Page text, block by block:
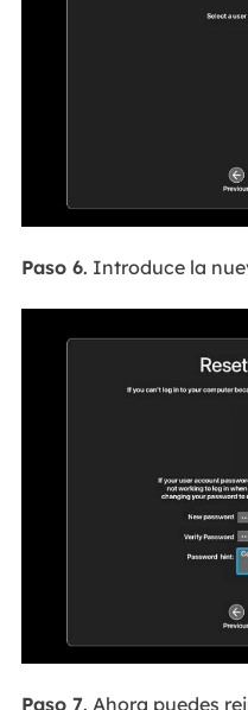
Paso 6. Introduce la
Paso 7. Ahora puedes